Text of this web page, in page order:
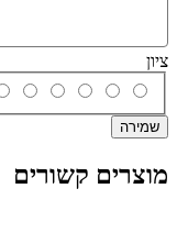
ציון
שמירה
מוצרים קשורים